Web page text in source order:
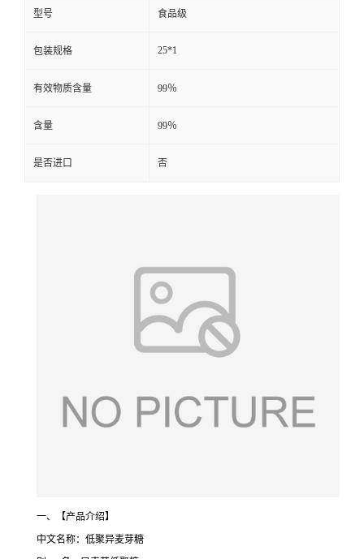
型号 食品级
包装规格 25*1
有效物质含量 99％
含量 99％
是否进口 否
一、【产品介绍】
中文名称：低聚异麦芽糖